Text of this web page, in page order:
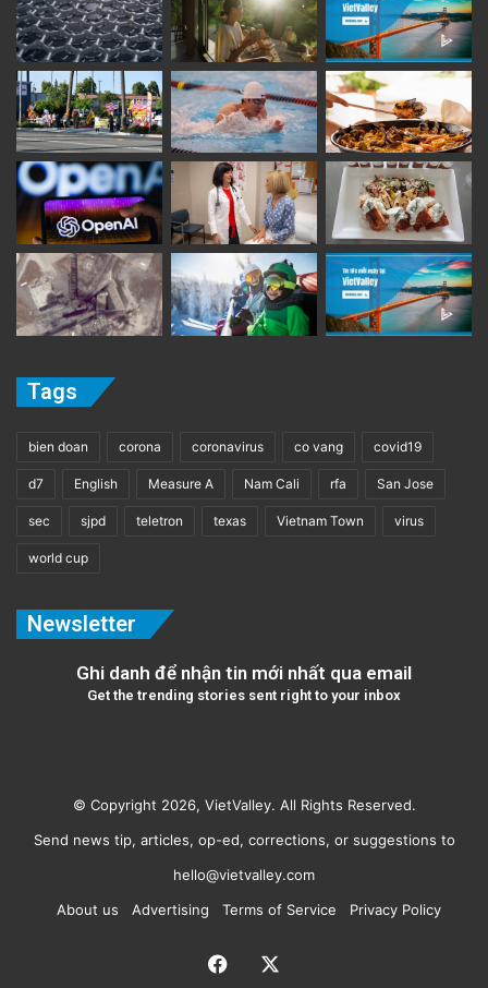
Tags
bien doan corona coronavirus co vang covid19
d7 English Measure A Nam Cali rfa San Jose
sec sjpd teletron texas Vietnam Town virus
world cup
Newsletter
Ghi danh để nhận tin mới nhất qua email
Get the trending stories sent right to your inbox
© Copyright 2026, VietValley. All Rights Reserved.
Send news tip, articles, op-ed, corrections, or suggestions to
hello@vietvalley.com
About us
Advertising Terms of Service Privacy Policy
Facebook